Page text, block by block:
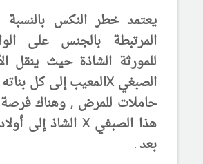
يعتمد خطر النكس بالنسبة
المرتبطة بالجنس على
للمورثة الشاذة حيث ينقل
الصبغيXالمعيب إلى كل
هذا الصبغيX الشاذ إلى
بعد .